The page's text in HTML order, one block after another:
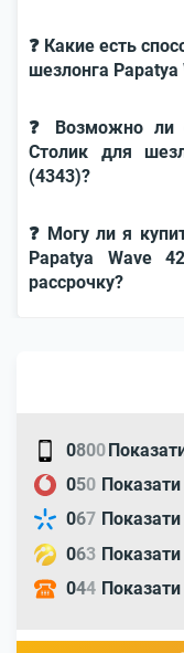
❓ Какие есть
шезлонга
❓ Возможно ли
Столик для
(4343)?
❓ Могу ли я
Papatya Wave
рассрочку?
0800
050
067
063
044